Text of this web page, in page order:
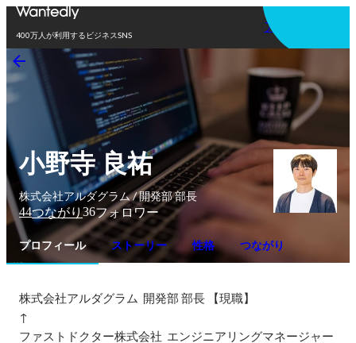
400万人が利用するビジネスSNS
アプリを使う
小野寺 良祐
株式会社アルダグラム / 開発部 部長
44つながり36フォロワー
プロフィール ストーリー 性格 つながり
株式会社アルダグラム  開発部 部長 【現職】
↑
ファストドクター株式会社  エンジニアリングマネージャー